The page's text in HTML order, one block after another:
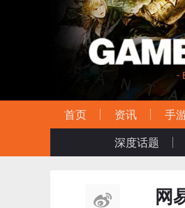
首页 资讯 手
深度话题
网